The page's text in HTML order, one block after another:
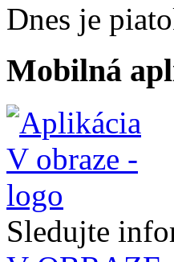
Dnes je
Mobilná
Sledujte